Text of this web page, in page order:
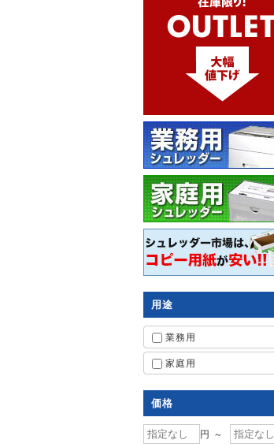
用途
業務用
家庭用
価格
円 ～